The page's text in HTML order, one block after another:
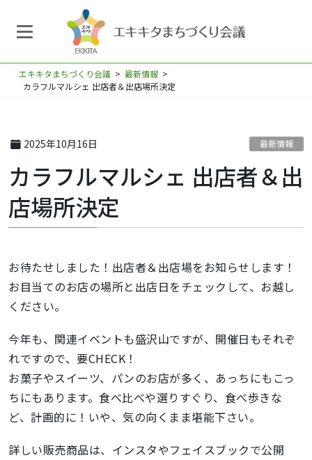
エキキタまちづくり会議 > 最新情報 >
カラフルマルシェ 出店者＆出店場所決定
2025年10月16日 最新情報
カラフルマルシェ 出店者＆出
店場所決定
お待たせしました！出店者＆出店場をお知らせします！
お目当てのお店の場所と出店日をチェックして、お越し
ください。
今年も、関連イベントも盛沢山ですが、開催日もそれぞ
れですので、要CHECK！
お菓子やスイーツ、パンのお店が多く、あっちにもこっ
ちにもあります。食べ比べや選りすぐり、食べ歩きな
ど、計画的に！いや、気の向くまま堪能下さい。
詳しい販売商品は、インスタやフェイスブックで公開